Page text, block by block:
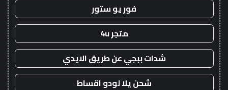
فور يو ستور
متجر 4u
شدات ببجي عن طريق الايدي
شحن يلا لودو اقساط